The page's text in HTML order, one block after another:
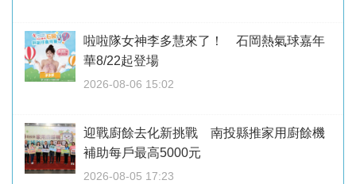
啦啦隊女神李多慧來了！ 石岡熱氣球嘉年
華8/22起登場
2026-08-06 15:02
迎戰廚餘去化新挑戰 南投縣推家用廚餘機
補助每戶最高5000元
2026-08-05 17:23